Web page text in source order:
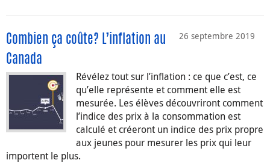
26 septembre 2019
Combien ça coûte? L’inflation au
Canada
Révélez tout sur l’inflation : ce que c’est, ce
qu’elle représente et comment elle est
mesurée. Les élèves découvriront comment
l’indice des prix à la consommation est
calculé et créeront un indice des prix propre
aux jeunes pour mesurer les prix qui leur
importent le plus.